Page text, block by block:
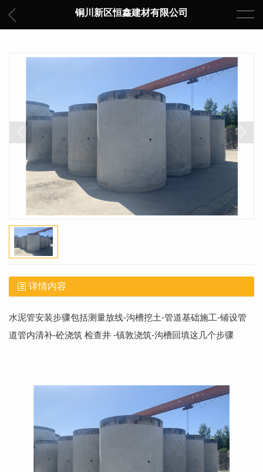
铜川新区恒鑫建材有限公司
详情内容
水泥管安装步骤包括测量放线-沟槽挖土-管道基础施工-铺设管
道管内清补-砼浇筑 检查井 -镇敦浇筑-沟槽回填这几个步骤